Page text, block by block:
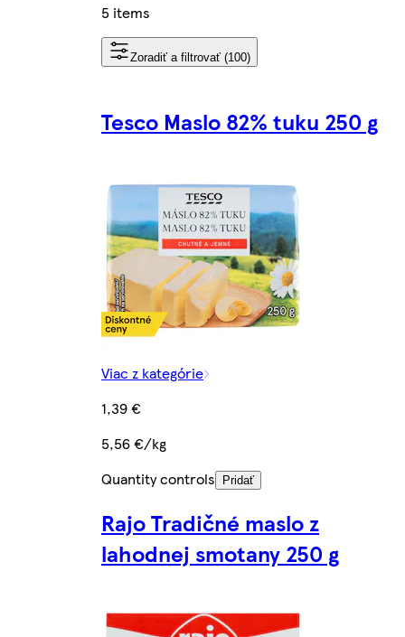
5 items
Zoradiť a filtrovať (100)
Tesco Maslo 82% tuku 250 g
Viac z kategórie
1,39 €
5,56 €/kg
Quantity controls
Pridať
Rajo Tradičné maslo z
lahodnej smotany 250 g